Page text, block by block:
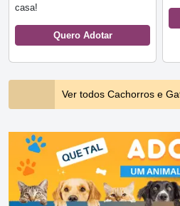
casa!
Quero Adotar
Ver todos Cachorros e